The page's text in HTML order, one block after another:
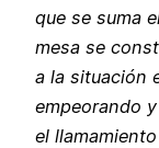
que se suma
mesa se
a la situación
empeorando
el